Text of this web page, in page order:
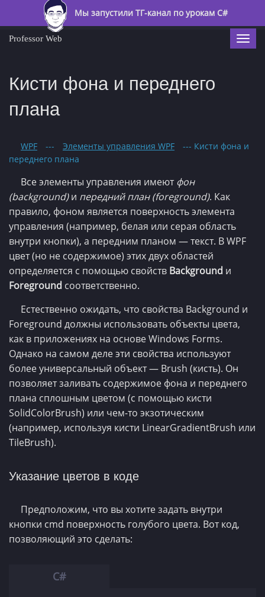
Мы запустили ТГ-канал по урокам C#
Professor Web
Кисти фона и переднего
плана
WPF --- Элементы управления WPF
--- Кисти фона и
переднего плана
Все элементы управления имеютфон
(background)и передний план (foreground). Как
правило, фоном является поверхность элемента
управления (например, белая или серая область
внутри кнопки), а передним планом — текст. В WPF
цвет (но не содержимое) этих двух областей
определяется с помощью свойств Background и
Foreground соответственно.
Естественно ожидать, что свойства Background и
Foreground должны использовать объекты цвета,
как в приложениях на основе Windows Forms.
Однако на самом деле эти свойства используют
более универсальный объект — Brush (кисть). Он
позволяет заливать содержимое фона и переднего
плана сплошным цветом (с помощью кисти
SolidColorBrush) или чем-то экзотическим
(например, используя кисти LinearGradientBrush или
TileBrush).
Указание цветов в коде
Предположим, что вы хотите задать внутри
кнопки cmd поверхность голубого цвета. Вот код,
позволяющий это сделать: